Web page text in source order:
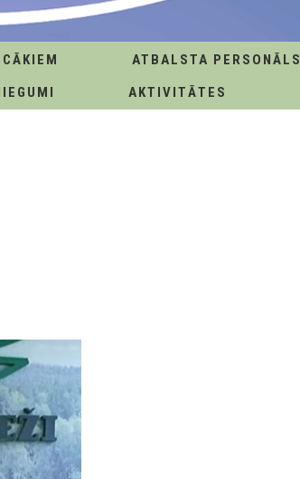
ATBALSTA PERSONĀLS
AKTIVITĀTES